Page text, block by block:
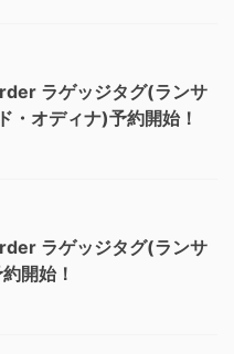
ラゲッジタグ(ランサ
・オディナ)予約開始！
ラゲッジタグ(ランサ
開始！